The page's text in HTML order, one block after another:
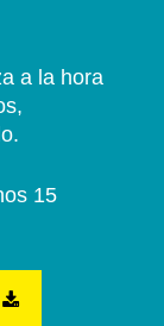
a la hora
15